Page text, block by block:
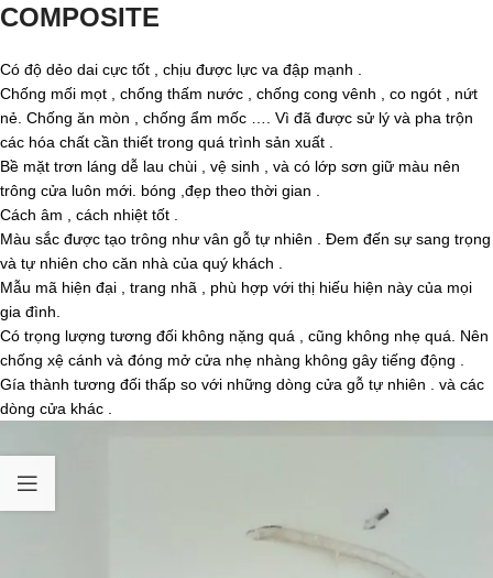
COMPOSITE
Có độ dẻo dai cực tốt , chịu được lực va đập mạnh .
Chống mối mọt , chống thấm nước , chống cong vênh , co ngót , nứt
nẻ. Chống ăn mòn , chống ẩm mốc …. Vì đã được sử lý và pha trộn
các hóa chất cần thiết trong quá trình sản xuất .
Bề mặt trơn láng dễ lau chùi , vệ sinh , và có lớp sơn giữ màu nên
trông cửa luôn mới. bóng ,đẹp theo thời gian .
Cách âm , cách nhiệt tốt .
Màu sắc được tạo trông như vân gỗ tự nhiên . Đem đến sự sang trọng
và tự nhiên cho căn nhà của quý khách .
Mẫu mã hiện đại , trang nhã , phù hợp với thị hiếu hiện này của mọi
gia đình.
Có trọng lượng tương đối không nặng quá , cũng không nhẹ quá. Nên
chống xệ cánh và đóng mở cửa nhẹ nhàng không gây tiếng động .
Gía thành tương đối thấp so với những dòng cửa gỗ tự nhiên . và các
dòng cửa khác .